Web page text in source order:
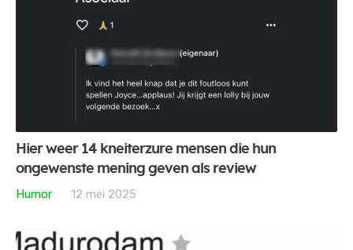
Hier weer 14 kneiterzure mensen die hun
ongewenste mening geven als review
Humor
12 mei 2025